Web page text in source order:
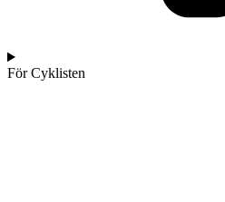
För Cyklisten